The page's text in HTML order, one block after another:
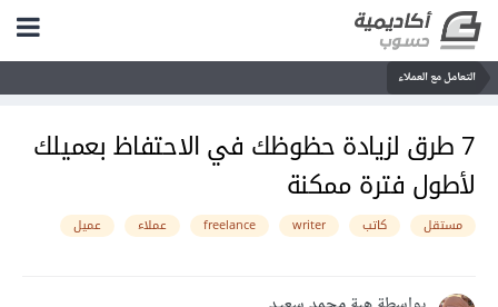
التعامل مع العملاء
7 طرق لزيادة حظوظك في الاحتفاظ بعميلك
لأطول فترة ممكنة
مستقل كاتب writer
freelance عملاء عميل